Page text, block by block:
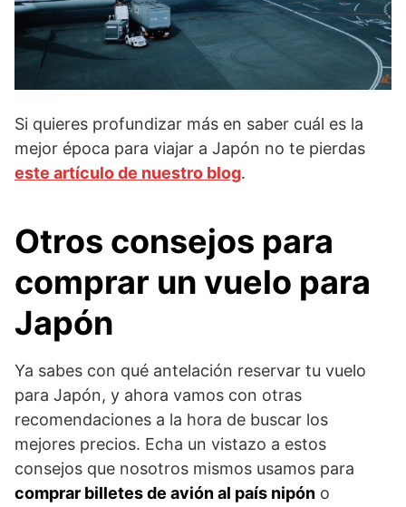
Si quieres profundizar más en saber cuál es la
mejor época para viajar a Japón no te pierdas
este artículo de nuestro blog.
Otros consejos para
comprar un vuelo para
Japón
Ya sabes con qué antelación reservar tu vuelo
para Japón, y ahora vamos con otras
recomendaciones a la hora de buscar los
mejores precios. Echa un vistazo a estos
consejos que nosotros mismos usamos para
comprar billetes de avión al país nipón o